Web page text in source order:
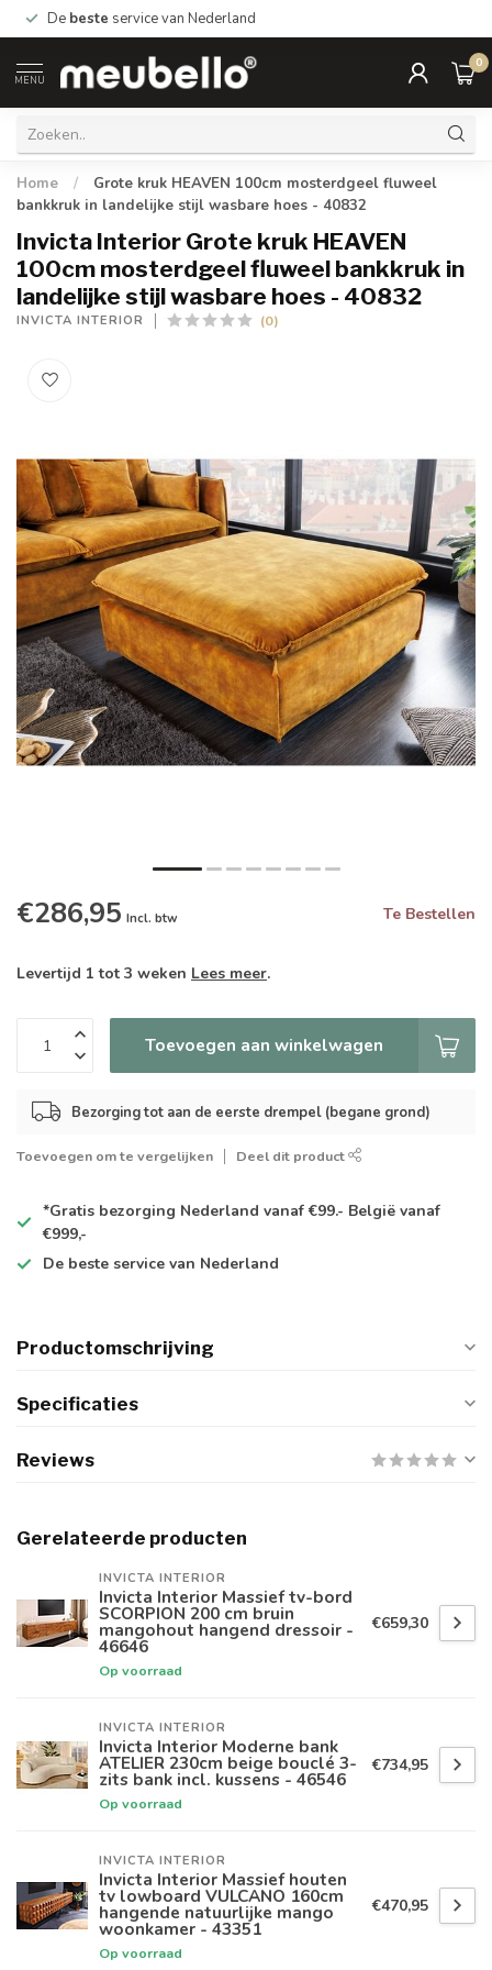
De beste service van Nederland
MENU
0
Home /
Grote kruk HEAVEN 100cm mosterdgeel fluweel
bankkruk in landelijke stijl wasbare hoes - 40832
Invicta Interior Grote kruk HEAVEN
100cm mosterdgeel fluweel bankkruk in
landelijke stijl wasbare hoes - 40832
INVICTA INTERIOR (0)
€286,95 Incl. btw Te Bestellen
Levertijd 1 tot 3 weken Lees meer.
Toevoegen aan winkelwagen
Bezorging tot aan de eerste drempel (begane grond)
Toevoegen om te vergelijken Deel dit product
*Gratis bezorging Nederland vanaf €99.- België vanaf
€999,-
De beste service van Nederland
Productomschrijving
Specificaties
Reviews
Gerelateerde producten
INVICTA INTERIOR
Invicta Interior Massief tv-bord
SCORPION 200 cm bruin
mangohout hangend dressoir -
46646
Op voorraad
€659,30
INVICTA INTERIOR
Invicta Interior Moderne bank
ATELIER 230cm beige bouclé 3-
zits bank incl. kussens - 46546
Op voorraad
€734,95
INVICTA INTERIOR
Invicta Interior Massief houten
tv lowboard VULCANO 160cm
hangende natuurlijke mango
woonkamer - 43351
Op voorraad
€470,95